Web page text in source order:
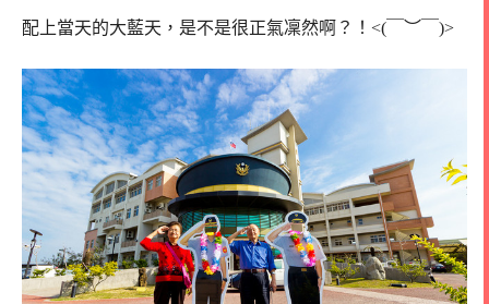
配上當天的大藍天，是不是很正氣凜然啊？！<(￣︶￣)>